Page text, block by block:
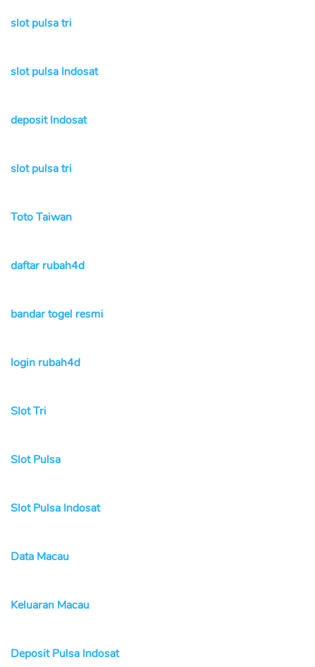
slot pulsa tri
slot pulsa Indosat
deposit Indosat
slot pulsa tri
Toto Taiwan
daftar rubah4d
bandar togel resmi
login rubah4d
Slot Tri
Slot Pulsa
Slot Pulsa Indosat
Data Macau
Keluaran Macau
Deposit Pulsa Indosat